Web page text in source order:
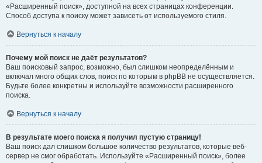
«Расширенный поиск», доступной на всех страницах конференции.
Способ доступа к поиску может зависеть от используемого стиля.
Вернуться к началу
Почему мой поиск не даёт результатов?
Ваш поисковый запрос, возможно, был слишком неопределённым и
включал много общих слов, поиск по которым в phpBB не осуществляется.
Будьте более конкретны и используйте возможности расширенного
поиска.
Вернуться к началу
В результате моего поиска я получил пустую страницу!
Ваш поиск дал слишком большое количество результатов, которые веб-
сервер не смог обработать. Используйте «Расширенный поиск», более